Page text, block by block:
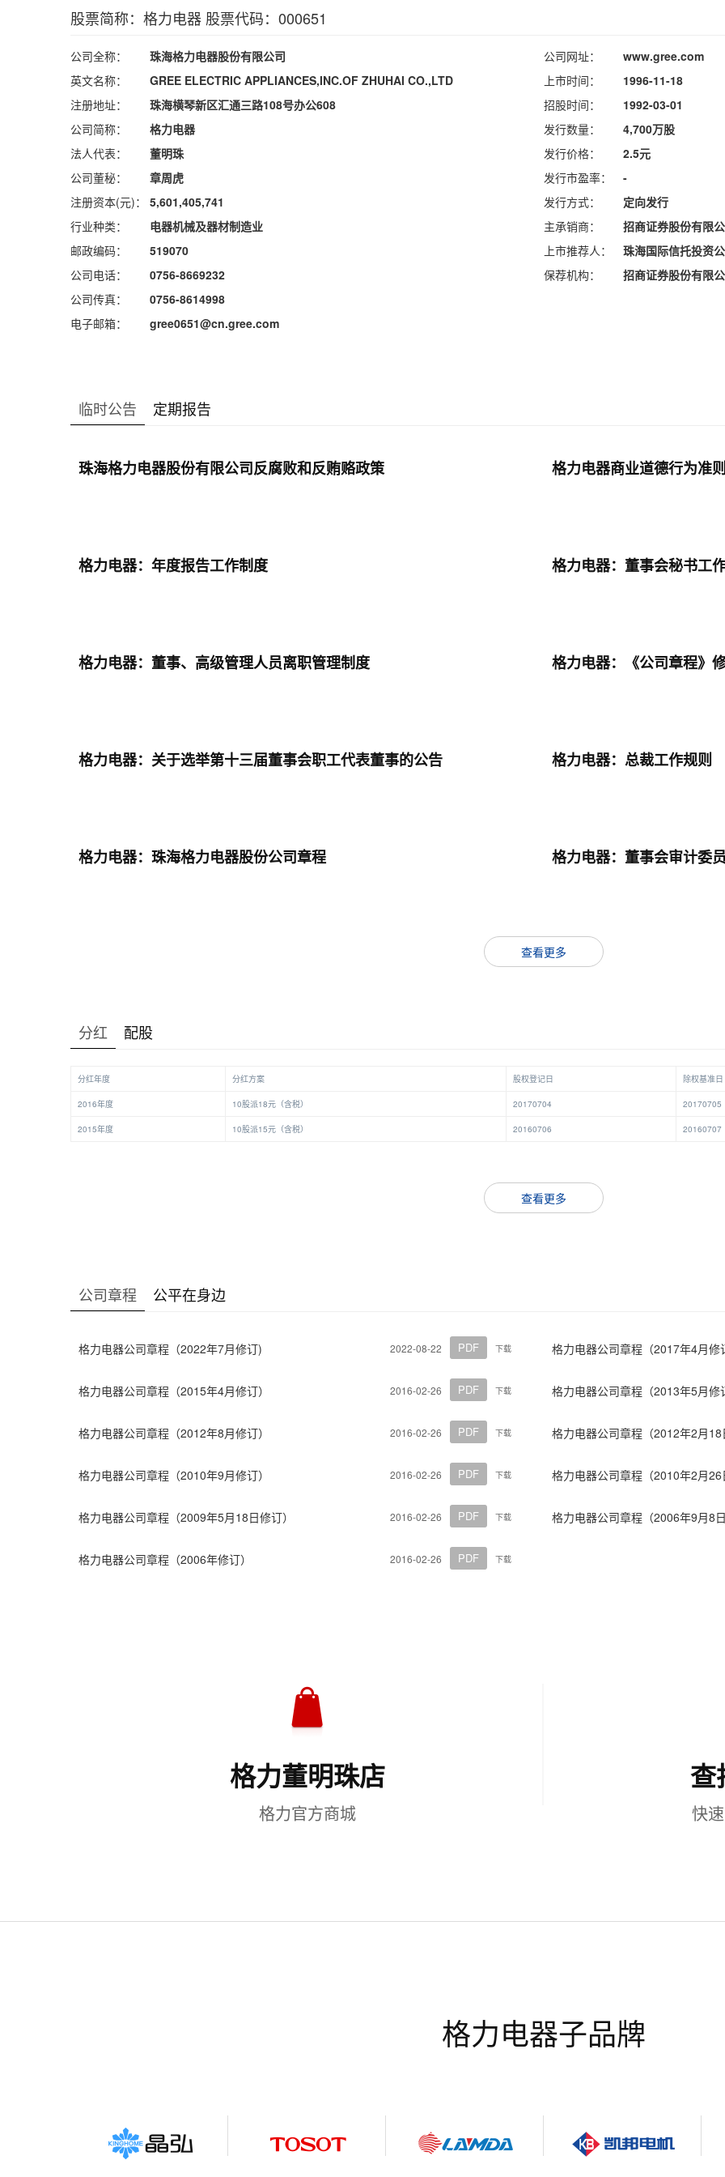
股票简称：格力电器 股票代码：000651
公司全称： 珠海格力电器股份有限公司 公司网址：
www.gree.com
英文名称：
GREE ELECTRIC APPLIANCES,INC.OF ZHUHAI CO.,LTD 上市时间：
1996-11-18
注册地址：
珠海横琴新区汇通三路108号办公608 招股时间：
1992-03-01
公司简称：
格力电器 发行数量：
4,700万股
法人代表：
董明珠 发行价格：
2.5元
公司董秘：
章周虎 发行市盈率：
-
注册资本(元)：
5,601,405,741 发行方式：
定向发行
行业种类：
电器机械及器材制造业 主承销商：
招商证券股份有限
邮政编码：
519070 上市推荐人：
珠海国际信托投资
公司电话：
0756-8669232 保荐机构：
招商证券股份有限
公司传真：
0756-8614998
电子邮箱：
gree0651@cn.gree.com
临时公告 定期报告
珠海格力电器股份有限公司反腐败和反贿赂政策 格力电器商业道德行为准则
格力电器：年度报告工作制度 格力电器：董事会秘书工
格力电器：董事、高级管理人员离职管理制度 格力电器：《公司章程》
格力电器：关于选举第十三届董事会职工代表董事的公告 格力电器：总裁工作规则
格力电器：珠海格力电器股份公司章程 格力电器：董事会审计委
查看更多
分红 配股
分红年度 分红方案 股权登记日 除权基准日
2016年度 10股派18元（含税） 20170704 20170705
2015年度 10股派15元（含税） 20160706 20160707
查看更多
公司章程 公平在身边
格力电器公司章程（2022年7月修订) 下载
PDF
2022-08-22 格力电器公司章程（2017年4月修
格力电器公司章程（2015年4月修订） 下载
PDF
2016-02-26 格力电器公司章程（2013年5月修
格力电器公司章程（2012年8月修订） 下载
PDF
2016-02-26 格力电器公司章程（2012年2月18
格力电器公司章程（2010年9月修订） 下载
PDF
2016-02-26 格力电器公司章程（2010年2月26
格力电器公司章程（2009年5月18日修订） 下载
PDF
2016-02-26 格力电器公司章程（2006年9月8日
格力电器公司章程（2006年修订） 下载
PDF
2016-02-26
格力董明珠店
格力官方商城
查
快
格力电器子品牌